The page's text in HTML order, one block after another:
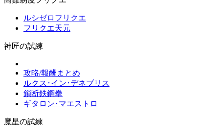
ルシゼロフリクエ
フリクエ天元
神匠の試練
攻略/報酬まとめ
ルクス･イン･デネブリス
鎖断鉄鋼拳
ギタロン･マエストロ
魔星の試練